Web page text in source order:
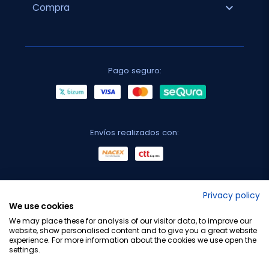
Compra expand_more
Pago seguro:
Envíos realizados con:
Privacy policy
We use cookies
We may place these for analysis of our visitor data, to improve our
website, show personalised content and to give you a great website
experience. For more information about the cookies we use open the
settings.